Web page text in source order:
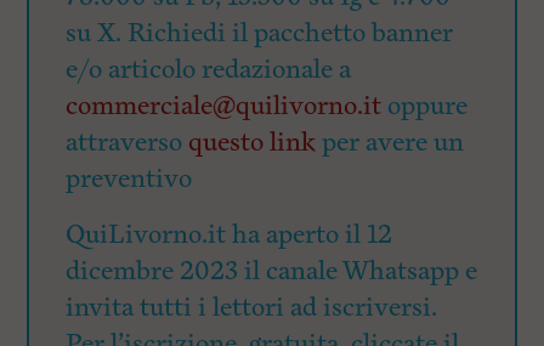
su X. Richiedi il pacchetto banner
e/o articolo redazionale a
commerciale@quilivorno.it oppure
attraverso questo linkper avere un
preventivo
QuiLivorno.it ha aperto il 12
dicembre 2023 il canale Whatsapp e
invita tutti i lettori ad iscriversi.